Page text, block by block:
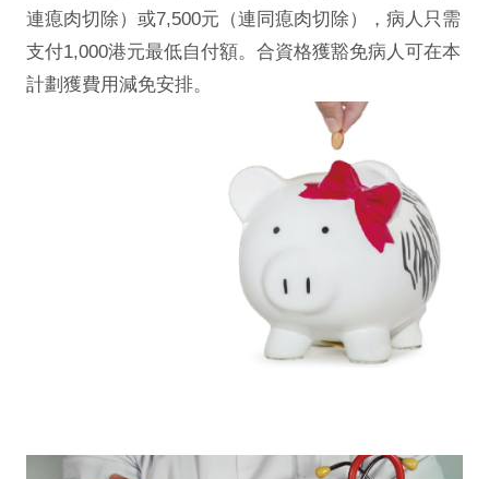
連瘜肉切除）或7,500元（連同瘜肉切除），病人只需
支付1,000港元最低自付額。合資格獲豁免病人可在本
計劃獲費用減免安排。